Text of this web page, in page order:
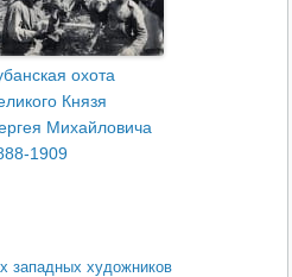
охота
Князя
Михайловича
1909
западных художников